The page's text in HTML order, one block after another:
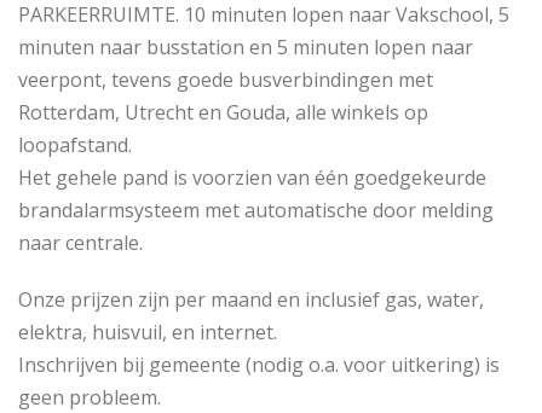
PARKEERRUIMTE. 10 minuten lopen naar Vakschool, 5
minuten naar busstation en 5 minuten lopen naar
veerpont, tevens goede busverbindingen met
Rotterdam, Utrecht en Gouda, alle winkels op
loopafstand.
Het gehele pand is voorzien van één goedgekeurde
brandalarmsysteem met automatische door melding
naar centrale.
Onze prijzen zijn per maand en inclusief gas, water,
elektra, huisvuil, en internet.
Inschrijven bij gemeente (nodig o.a. voor uitkering) is
geen probleem.